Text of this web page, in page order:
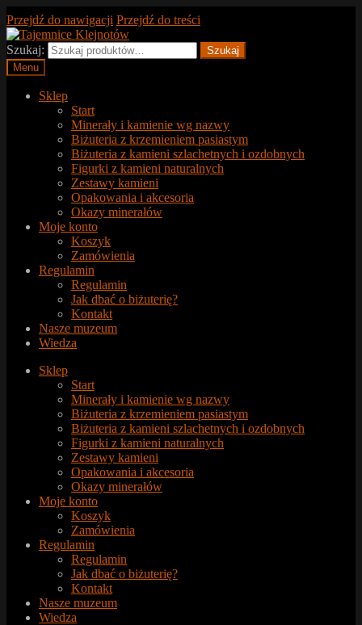
Przejdź do nawigacji Przejdź do treści
Szukaj:
Szukaj
Menu
Sklep
Start
Minerały i kamienie wg nazwy
Biżuteria z krzemieniem pasiastym
Biżuteria z kamieni szlachetnych i ozdobnych
Figurki z kamieni naturalnych
Zestawy kamieni
Opakowania i akcesoria
Okazy minerałów
Moje konto
Koszyk
Zamówienia
Regulamin
Regulamin
Jak dbać o biżuterię?
Kontakt
Nasze muzeum
Wiedza
Sklep
Start
Minerały i kamienie wg nazwy
Biżuteria z krzemieniem pasiastym
Biżuteria z kamieni szlachetnych i ozdobnych
Figurki z kamieni naturalnych
Zestawy kamieni
Opakowania i akcesoria
Okazy minerałów
Moje konto
Koszyk
Zamówienia
Regulamin
Regulamin
Jak dbać o biżuterię?
Kontakt
Nasze muzeum
Wiedza